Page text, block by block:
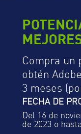
Compra un
obtén
3 meses
FECHA DE
Del 16 de
de 2023 o